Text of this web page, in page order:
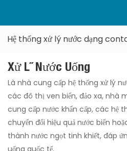
Hệ thống xử lý nước dạng
Xử Lý Nước Uống
Là nhà cung cấp hệ thống xử lý
các đô thị ven biển, đảo xa, nhà
cung cấp nước khẩn cấp, các hệ
chuyển đổi hiệu quả nước biển
thành nước ngọt tinh khiết, đáp
uống quốc tế.